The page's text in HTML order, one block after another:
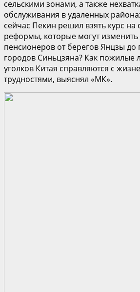
сельскими зонами, а также
обслуживания в удаленных
сейчас Пекин решил взять курс на
реформы, которые могут
пенсионеров от берегов Янцзы
городов Синьцзяна? Как пожилые
уголков Китая справляются с
трудностями, выяснял «МК».